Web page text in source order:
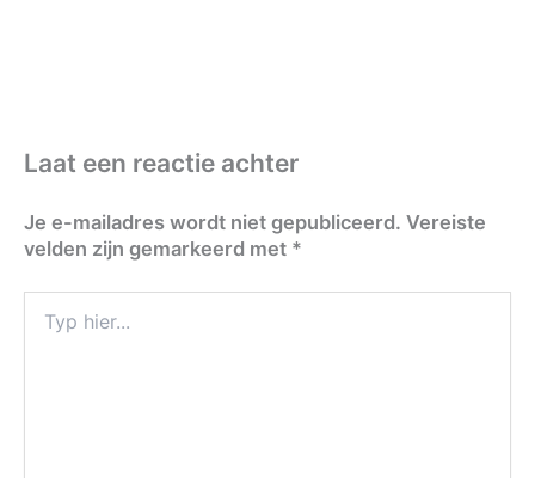
Laat een reactie achter
Je e-mailadres wordt niet gepubliceerd. Vereiste
velden zijn gemarkeerd met *
hier...